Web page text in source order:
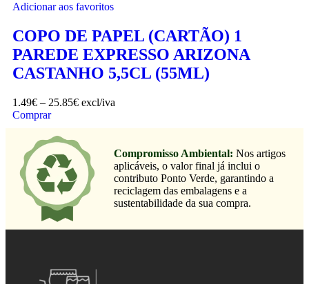
Adicionar aos favoritos
COPO DE PAPEL (CARTÃO) 1
PAREDE EXPRESSO ARIZONA
CASTANHO 5,5CL (55ML)
1.49€ – 25.85€ excl/iva
Comprar
Compromisso Ambiental: Nos artigos
aplicáveis, o valor final já inclui o
contributo Ponto Verde, garantindo a
reciclagem das embalagens e a
sustentabilidade da sua compra.